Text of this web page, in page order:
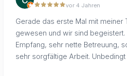
vor 4 Jahren
Gerade das erste Mal mit meiner
gewesen und wir sind
Empfang, sehr nette Betreuung,
sehr sorgfältige Arbeit.